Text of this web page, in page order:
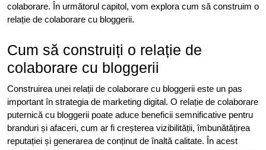
colaborare. În următorul capitol, vom explora cum să construim o
relație de colaborare cu bloggerii.
Cum să construiți o relație de
colaborare cu bloggerii
Construirea unei relații de colaborare cu bloggerii este un pas
important în strategia de marketing digital. O relație de colaborare
puternică cu bloggerii poate aduce beneficii semnificative pentru
branduri și afaceri, cum ar fi creșterea vizibilității, îmbunătățirea
reputației și generarea de conținut de înaltă calitate. În acest